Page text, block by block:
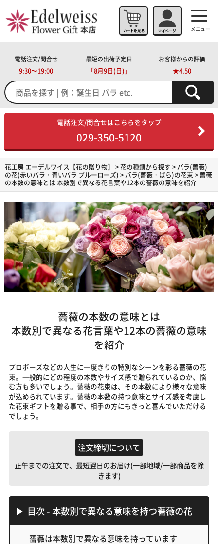
メニュー
電話注文/問合せ
9:30～19:00
最短の出荷予定日
「8月9日(日)」
お客様からの評価
★4.50
電話注文/問合せはこちらをタップ
029-350-5120
花工房 エーデルワイス【花の贈り物】 >花の種類から探す > バラ(薔薇)
の花(赤いバラ・青いバラ ブルーローズ) > バラ(薔薇・ばら)の花束 > 薔薇
の本数の意味とは 本数別で異なる花言葉や12本の薔薇の意味を紹介
薔薇の本数の意味とは
本数別で異なる花言葉や12本の薔薇の意味
を紹介
プロポーズなどの人生に一度きりの特別なシーンを彩る薔薇の花
束。一般的にどの程度の本数やサイズ感で贈られているのか、悩
む方も多いでしょう。薔薇の花束は、その本数により様々な意味
が込められています。薔薇の本数の持つ意味とサイズ感を考慮し
た花束ギフトを贈る事で、相手の方にもきっと喜んでいただける
でしょう。
注文締切について
正午までの注文で、最短翌日のお届け(一部地域/一部商品を除
きます)
目次 - 本数別で異なる意味を持つ薔薇の花
薔薇は本数別で異なる意味を持っています